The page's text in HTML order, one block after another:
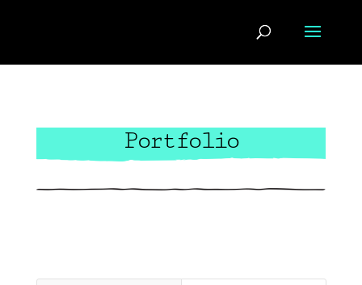
Portfolio